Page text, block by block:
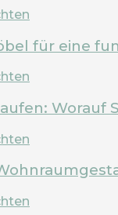
für eine
Worauf